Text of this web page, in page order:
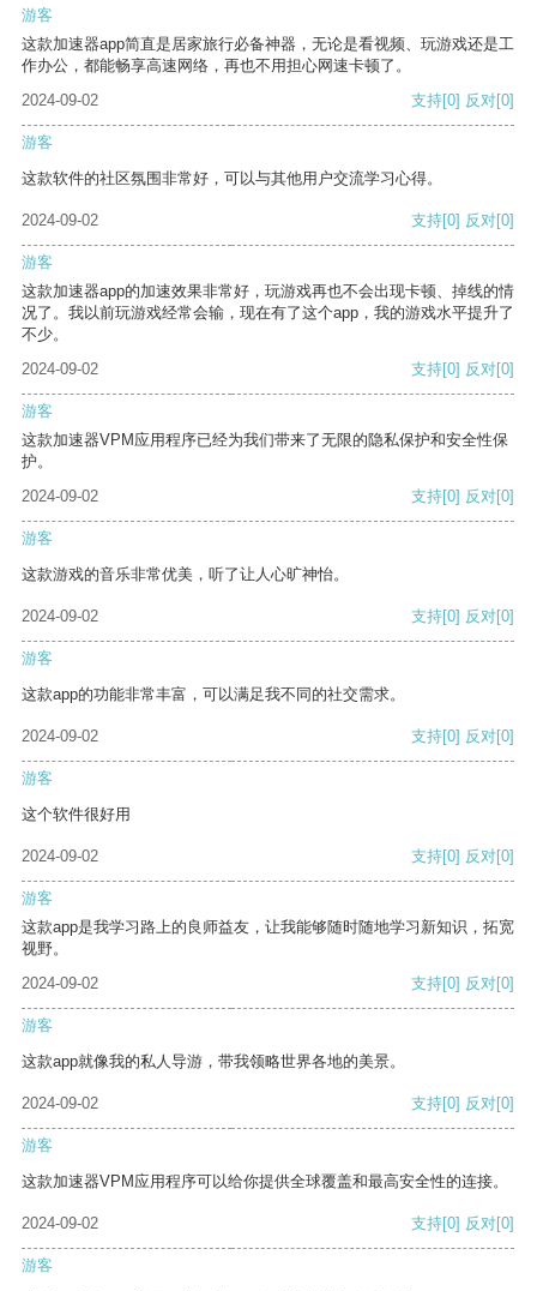
游客
这款加速器app简直是居家旅行必备神器，无论是看视频、玩游戏还是工
作办公，都能畅享高速网络，再也不用担心网速卡顿了。
2024-09-02
支持[0] 反对[0]
游客
这款软件的社区氛围非常好，可以与其他用户交流学习心得。
2024-09-02 支持[0] 反对[0]
游客
这款加速器app的加速效果非常好，玩游戏再也不会出现卡顿、掉线的情
况了。我以前玩游戏经常会输，现在有了这个app，我的游戏水平提升了
不少。
2024-09-02
支持[0] 反对[0]
游客
这款加速器VPM应用程序已经为我们带来了无限的隐私保护和安全性保
护。
2024-09-02
支持[0] 反对[0]
游客
这款游戏的音乐非常优美，听了让人心旷神怡。
2024-09-02 支持[0] 反对[0]
游客
这款app的功能非常丰富，可以满足我不同的社交需求。
2024-09-02 支持[0] 反对[0]
游客
这个软件很好用
2024-09-02 支持[0] 反对[0]
游客
这款app是我学习路上的良师益友，让我能够随时随地学习新知识，拓宽
视野。
2024-09-02
支持[0] 反对[0]
游客
这款app就像我的私人导游，带我领略世界各地的美景。
2024-09-02 支持[0] 反对[0]
游客
这款加速器VPM应用程序可以给你提供全球覆盖和最高安全性的连接。
2024-09-02 支持[0] 反对[0]
游客